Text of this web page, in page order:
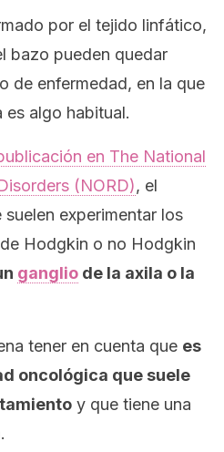
por el tejido linfático,
bazo pueden quedar
de enfermedad, en la que
es algo habitual.
en The National
(NORD), el
experimentar los
Hodgkin o no Hodgkin
ganglio de la axila o la
tener en cuenta que es
oncológica que suele
y que tiene una